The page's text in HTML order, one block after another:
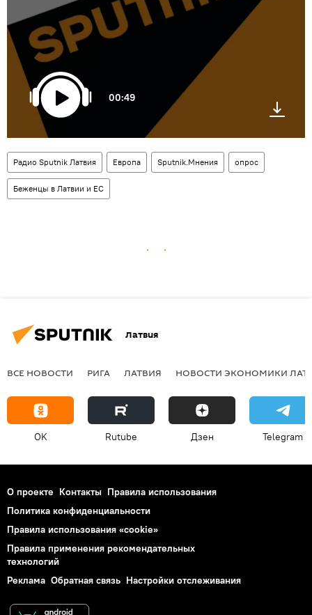
00:49
Радио Sputnik Латвия Европа Sputnik.Мнения опрос
Беженцы в Латвии и ЕС
Латвия
ВСЕ НОВОСТИ РИГА ЛАТВИЯ НОВОСТИ ЭКОНОМИКИ
OK Rutube Дзен Telegram
О проекте Контакты Правила использования
Политика конфиденциальности
Правила использования «cookie»
Правила применения рекомендательных
технологий
Реклама Обратная связь Настройки отслеживания